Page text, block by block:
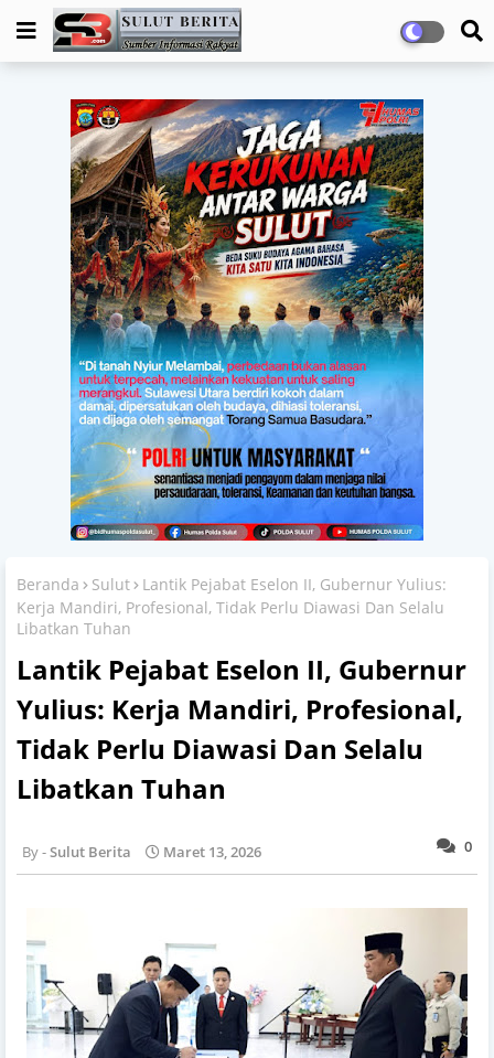
Beranda Sulut
Lantik Pejabat Eselon II, Gubernur Yulius:
Kerja Mandiri, Profesional, Tidak Perlu Diawasi Dan Selalu
Libatkan Tuhan
Lantik Pejabat Eselon II, Gubernur
Yulius: Kerja Mandiri, Profesional,
Tidak Perlu Diawasi Dan Selalu
Libatkan Tuhan
0
Sulut Berita Maret 13, 2026